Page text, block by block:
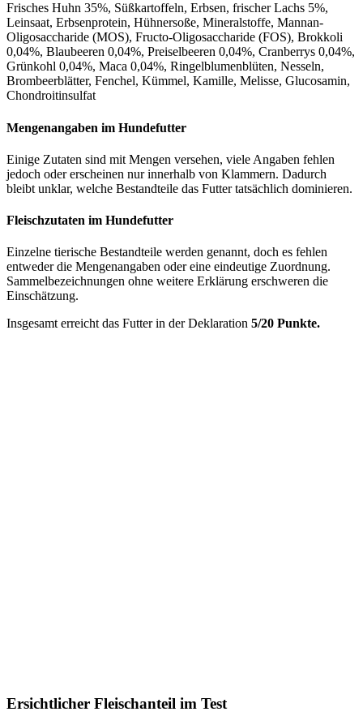
Frisches Huhn 35%, Süßkartoffeln, Erbsen, frischer Lachs 5%,
Leinsaat, Erbsenprotein, Hühnersoße, Mineralstoffe, Mannan-
Oligosaccharide (MOS), Fructo-Oligosaccharide (FOS), Brokkoli
0,04%, Blaubeeren 0,04%, Preiselbeeren 0,04%, Cranberrys 0,04%,
Grünkohl 0,04%, Maca 0,04%, Ringelblumenblüten, Nesseln,
Brombeerblätter, Fenchel, Kümmel, Kamille, Melisse, Glucosamin,
Chondroitinsulfat
Mengenangaben im Hundefutter
Einige Zutaten sind mit Mengen versehen, viele Angaben fehlen
jedoch oder erscheinen nur innerhalb von Klammern. Dadurch
bleibt unklar, welche Bestandteile das Futter tatsächlich dominieren.
Fleischzutaten im Hundefutter
Einzelne tierische Bestandteile werden genannt, doch es fehlen
entweder die Mengenangaben oder eine eindeutige Zuordnung.
Sammelbezeichnungen ohne weitere Erklärung erschweren die
Einschätzung.
Insgesamt erreicht das Futter in der Deklaration 5/20 Punkte.
Ersichtlicher Fleischanteil im Test